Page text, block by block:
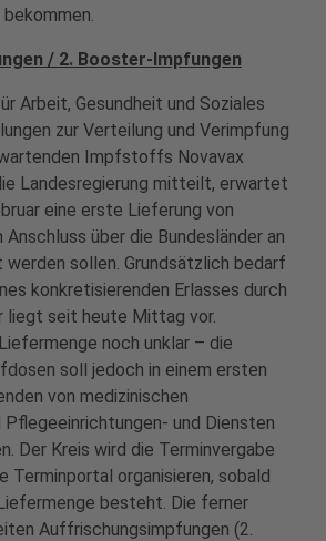
/ 2. Booster-Impfungen
Arbeit, Gesundheit und Soziales
zur Verteilung und Verimpfung
Impfstoffs Novavax
Landesregierung mitteilt, erwartet
eine erste Lieferung von
über die Bundesländer an
sollen. Grundsätzlich bedarf
konkretisierenden Erlasses durch
liegt seit heute Mittag vor.
noch unklar – die
soll jedoch in einem ersten
von medizinischen
Pflegeeinrichtungen- und Diensten
Der Kreis wird die Terminvergabe
Terminportal organisieren, sobald
besteht. Die ferner
Auffrischungsimpfungen (2.